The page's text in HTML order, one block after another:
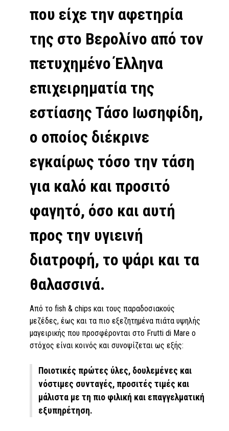
που είχε την αφετηρία
της στο Βερολίνο από τον
πετυχημένο Έλληνα
επιχειρηματία της
εστίασης Τάσο Ιωσηφίδη,
ο οποίος διέκρινε
εγκαίρως τόσο την τάση
για καλό και προσιτό
φαγητό, όσο και αυτή
προς την υγιεινή
διατροφή, το ψάρι και τα
θαλασσινά.
Από το fish & chips και τους παραδοσιακούς
μεζέδες, έως και τα πιο εξεζητημένα πιάτα υψηλής
μαγειρικής που προσφέρονται στο Frutti di Mare ο
στόχος είναι κοινός και συνοψίζεται ως εξής:
Ποιοτικές πρώτες ύλες, δουλεμένες και
νόστιμες συνταγές, προσιτές τιμές και
μάλιστα με τη πιο φιλική και επαγγελματική
εξυπηρέτηση.